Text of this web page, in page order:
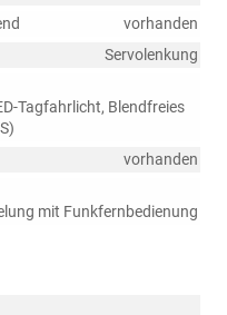
vorhanden
Servolenkung
Tagfahrlicht, Blendfreies
vorhanden
mit Funkfernbedienung